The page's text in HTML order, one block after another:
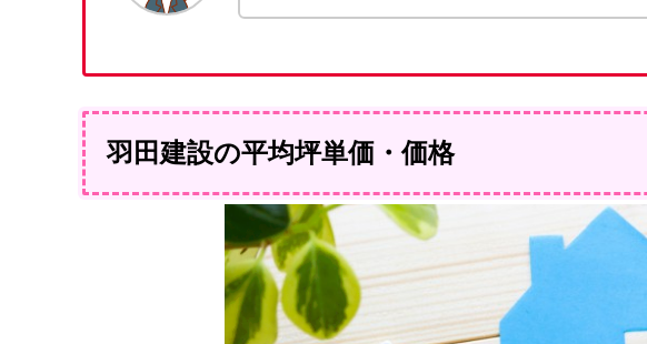
羽田建設の平均坪単価・価格